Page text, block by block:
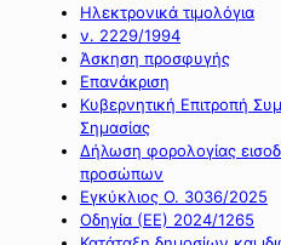
Ηλεκτρονικά τιμολόγια
ν. 2229/1994
Άσκηση προσφυγής
Επανάκριση
Κυβερνητική Επιτροπή
Σημασίας
Δήλωση φορολογίας
προσώπων
Εγκύκλιος Ο. 3036/2025
Οδηγία (ΕΕ) 2024/1265